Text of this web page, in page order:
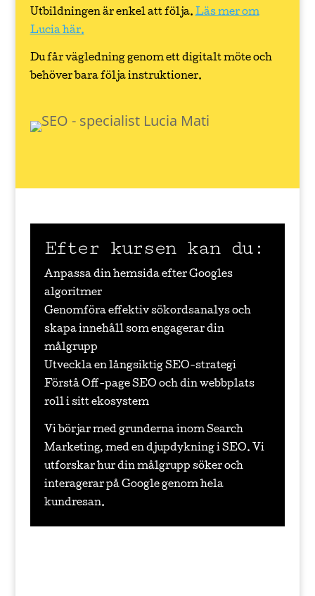
Utbildningen är enkel att följa. Läs mer om
Lucia här.
Du får vägledning genom ett digitalt möte och
behöver bara följa instruktioner.
Efter kursen kan du:
Anpassa din hemsida efter Googles
algoritmer
Genomföra effektiv sökordsanalys och
skapa innehåll som engagerar din
målgrupp
Utveckla en långsiktig SEO-strategi
Förstå Off-page SEO och din webbplats
roll i sitt ekosystem
Vi börjar med grunderna inom Search
Marketing, med en djupdykning i SEO. Vi
utforskar hur din målgrupp söker och
interagerar på Google genom hela
kundresan.